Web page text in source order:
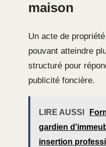
maison
Un acte de
pouvant atteindre
structuré pour
publicité foncière.
LIRE AUSSI
gardien
insertion